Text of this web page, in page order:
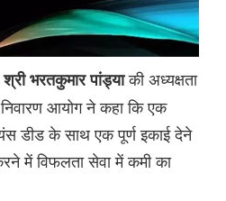
श्री भरतकुमार पांड्याकी अध्यक्षता
निवारण आयोग ने कहा कि एक
डीड के साथ एक पूर्ण इकाई देने
में विफलता सेवा में कमी का